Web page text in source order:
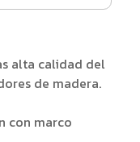
alta calidad del
de madera.
con marco